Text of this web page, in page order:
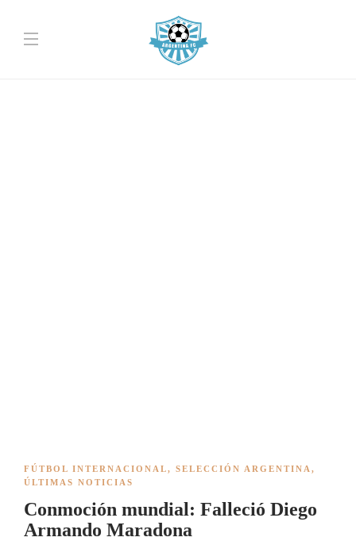
FÚTBOL INTERNACIONAL, SELECCIÓN ARGENTINA ,
ÚLTIMAS NOTICIAS
Conmoción mundial: Falleció Diego
Armando Maradona